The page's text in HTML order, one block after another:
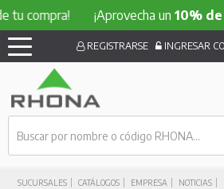
¡Aprovecha un10% de
SUCURSALES CATÁLOGOS EMPRESA NOTICIAS
REGISTRARSE INGRESAR